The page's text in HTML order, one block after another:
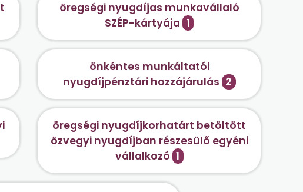
öregségi nyugdíjas munkavállaló
SZÉP-kártyája 1
önkéntes munkáltatói
nyugdíjpénztári hozzájárulás 2
öregségi nyugdíjkorhatárt betöltött
özvegyi nyugdíjban részesülő egyéni
vállalkozó 1